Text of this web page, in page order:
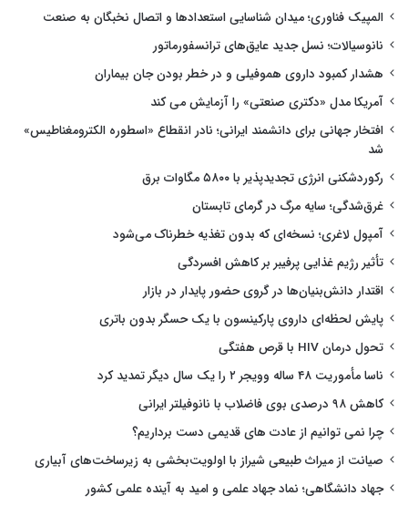
المپیک فناوری؛ میدان شناسایی استعدادها و اتصال نخبگان به صنعت
نانوسیالات؛ نسل جدید عایق‌های ترانسفورماتور
هشدار کمبود داروی هموفیلی و در خطر بودن جان بیماران
آمریکا مدل «دکتری صنعتی» را آزمایش می کند
افتخار جهانی برای دانشمند ایرانی؛ نادر انقطاع «اسطوره الکترومغناطیس»
شد
رکوردشکنی انرژی تجدیدپذیر با ۵۸۰۰ مگاوات برق
غرق‌شدگی؛ سایه مرگ در گرمای تابستان
آمپول لاغری؛ نسخه‌ای که بدون تغذیه خطرناک می‌شود
تأثیر رژیم غذایی پرفیبر بر کاهش افسردگی
اقتدار دانش‌بنیان‌ها در گروی حضور پایدار در بازار
پایش لحظه‌ای داروی پارکینسون با یک حسگر بدون باتری
تحول درمان HIV با قرص هفتگی
ناسا مأموریت ۴۸ ساله وویجر ۲ را یک سال دیگر تمدید کرد
کاهش ۹۸ درصدی بوی فاضلاب با نانوفیلتر ایرانی
چرا نمی توانیم از عادت های قدیمی دست برداریم؟
صیانت از میراث طبیعی شیراز با اولویت‌بخشی به زیرساخت‌های آبیاری
جهاد دانشگاهی؛ نماد جهاد علمی و امید به آینده علمی کشور